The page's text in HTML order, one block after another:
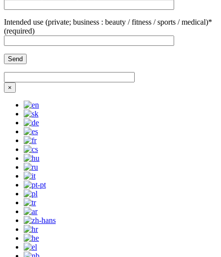
Intended use (private; business : beauty / fitness / sports / medical)*
(required)
×